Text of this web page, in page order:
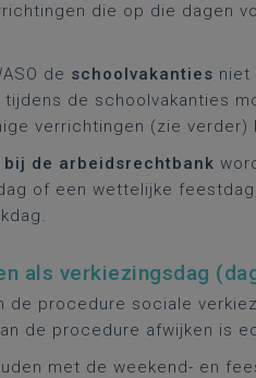
die op die dagen
de schoolvakanties niet
de schoolvakanties
verrichtingen (zie
bij de arbeidsrechtbank
of een wettelijke
als verkiezingsdag
de procedure sociale
de procedure afwijken is
met de weekend- en